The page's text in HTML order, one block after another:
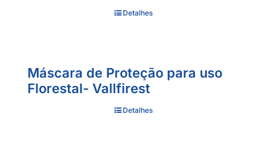
Detalhes
Máscara de Proteção para uso
Florestal- Vallfirest
Detalhes